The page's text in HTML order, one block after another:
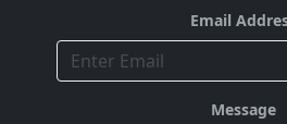
Email
Message